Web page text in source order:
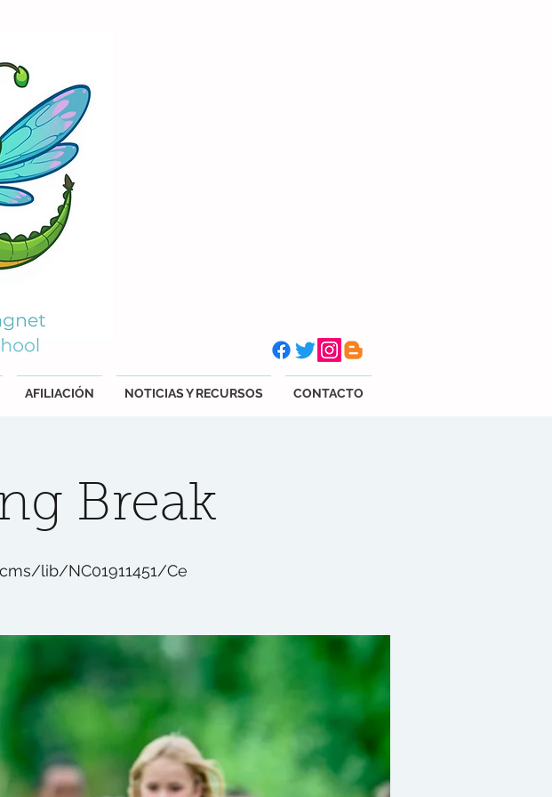
AFILIACIÓN NOTICIAS Y RECURSOS CONTACTO
Break
lib/NC01911451/Ce